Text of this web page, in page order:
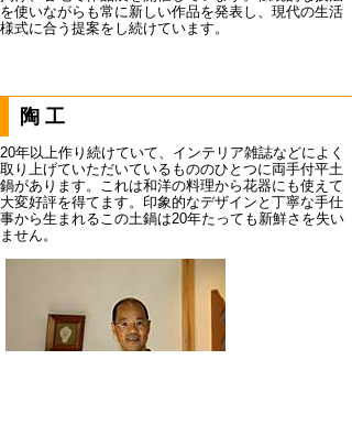
を使いながらも常に新しい作品を発表し、現代の生活
様式に合う提案をし続けています。
陶工
20年以上作り続けていて、インテリア雑誌などによく
取り上げていただいているもののひとつに両手付平土
鍋があります。これは和洋の料理から花器にも使えて
大変好評を得てます。印象的なデザインと丁寧な手仕
事から生まれるこの土鍋は20年たっても新鮮さを失い
ません。